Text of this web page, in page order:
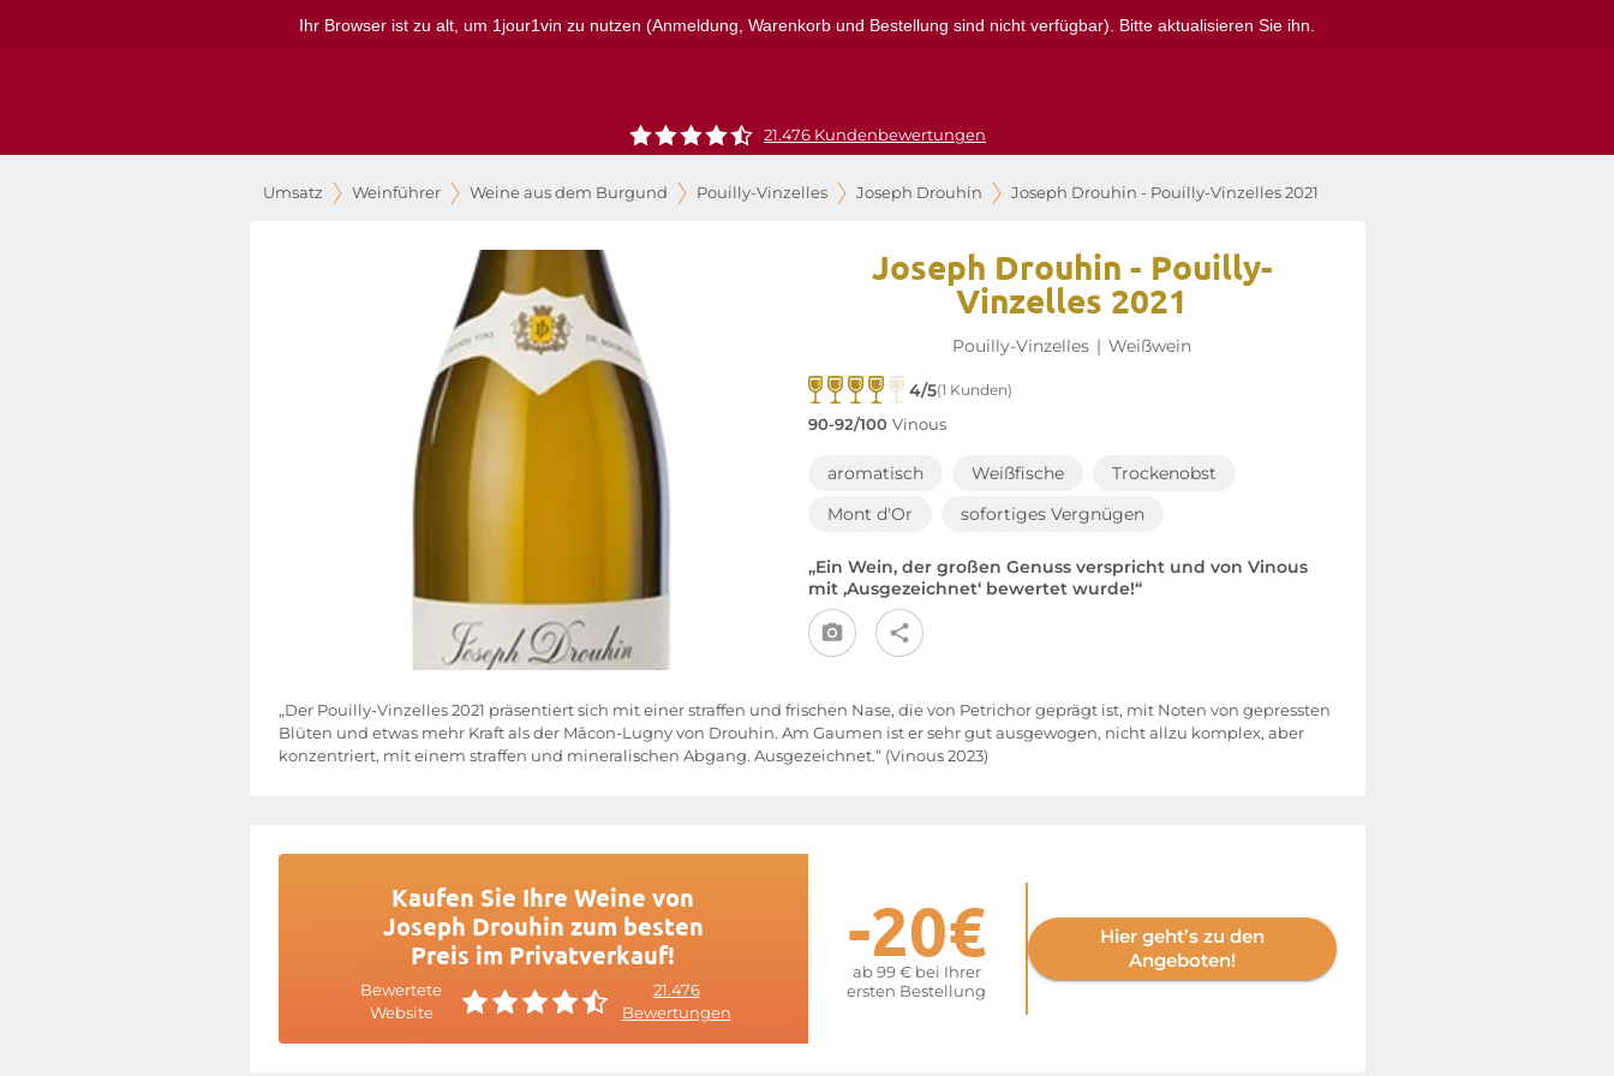
Ihr Browser ist zu alt, um 1jour1vin zu nutzen (Anmeldung, Warenkorb und Bestellung sind nicht verfügbar). Bitte aktualisieren Sie ihn.
21.476 Kundenbewertungen
Umsatz Weinführer Weine aus dem Burgund Pouilly-Vinzelles Joseph Drouhin Joseph Drouhin - Pouilly-Vinzelles 2021
Joseph Drouhin - Pouilly-
Vinzelles 2021
Pouilly-Vinzelles | Weißwein
4/5(1 Kunden)
90-92/100 Vinous
aromatisch Weißfische
Trockenobst
Mont d'Or
sofortiges Vergnügen
„Ein Wein, der großen Genuss verspricht und von Vinous
mit ‚Ausgezeichnet‘ bewertet wurde!“
„Der Pouilly-Vinzelles 2021 präsentiert sich mit einer straffen und frischen Nase, die von Petrichor geprägt ist, mit Noten von gepressten
Blüten und etwas mehr Kraft als der Mâcon-Lugny von Drouhin. Am Gaumen ist er sehr gut ausgewogen, nicht allzu komplex, aber
konzentriert, mit einem straffen und mineralischen Abgang. Ausgezeichnet.“ (Vinous 2023)
Kaufen Sie Ihre Weine von
Joseph Drouhin zum besten
Preis im Privatverkauf!
Bewertete
Website
21.476
Bewertungen
-20€
ab 99 € bei Ihrer
ersten Bestellung
Hier geht’s zu den
Angeboten!